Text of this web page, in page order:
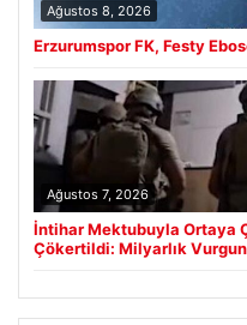
Ağustos 8, 2026
Erzurumspor FK, Festy
Ağustos 7, 2026
İntihar Mektubuyla Ortaya
Çökertildi: Milyarlık Vurgun